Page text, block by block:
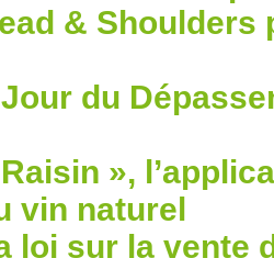
& Shoulders
du
»,
vin naturel
loi sur la vente